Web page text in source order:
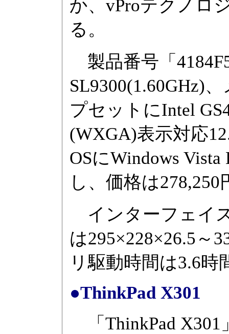
か、vProテクノロ
る。
製品番号「
SL9300(1.60GHz)
プセットにIntel
(WXGA)表示対応
OSにWindows
し、価格は278,250
インターフェイ
は295×228×26.5～
リ駆動時間は3.6時
●ThinkPad X301
「ThinkPad X301